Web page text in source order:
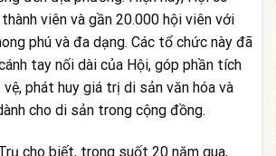
viên và gần 20.000 hội viên với
phú và đa dạng. Các tổ chức này đã
tay nối dài của Hội, góp phần tích
phát huy giá trị di sản văn hóa và
cho di sản trong cộng đồng.
cho biết, trong suốt 20 năm qua,